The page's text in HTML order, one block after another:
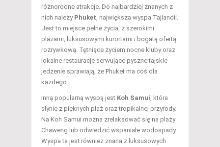
różnorodne atrakcje. Do najbardziej znanych z
nich należy Phuket , największa wyspa Tajlandii.
Jest to miejsce pełne życia, z szerokimi
plażami, luksusowymi kurortami i bogatą ofertą
rozrywkową. Tętniące życiem nocne kluby oraz
lokalne restauracje serwujące pyszne tajskie
jedzenie sprawiają, że Phuket ma coś dla
każdego.
Inną popularną wyspą jest Koh Samui , która
słynie z pięknych plaż oraz tropikalnej przyrody.
Na Koh Samui można zrelaksować się na plaży
Chaweng lub odwiedzić wspaniałe wodospady.
Wyspa ta jest również znana z luksusowych